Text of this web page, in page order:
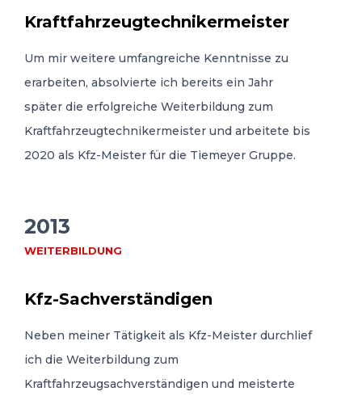
Kraftfahrzeugtechnikermeister
Um mir weitere umfangreiche Kenntnisse zu
erarbeiten, absolvierte ich bereits ein Jahr
später die erfolgreiche Weiterbildung zum
Kraftfahrzeugtechnikermeister und arbeitete bis
2020 als Kfz-Meister für die Tiemeyer Gruppe.
2013
WEITERBILDUNG
Kfz-Sachverständigen
Neben meiner Tätigkeit als Kfz-Meister durchlief
ich die Weiterbildung zum
Kraftfahrzeugsachverständigen und meisterte